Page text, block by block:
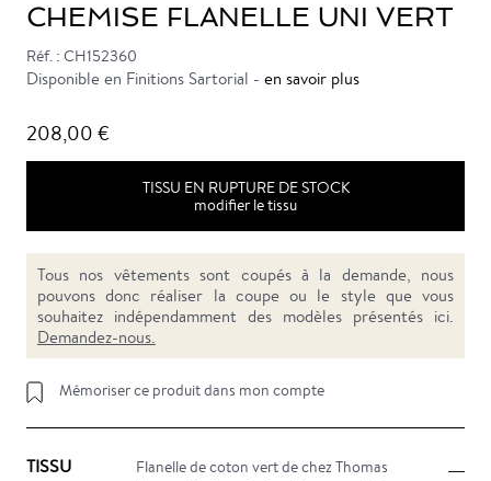
CHEMISE FLANELLE UNI VERT
Réf. : CH152360
Disponible en Finitions Sartorial - en savoir plus
208,00 €
TISSU EN RUPTURE DE STOCK
modifier le tissu
Tous nos vêtements sont coupés à la demande, nous
pouvons donc réaliser la coupe ou le style que vous
souhaitez indépendamment des modèles présentés ici.
Demandez-nous.
Mémoriser ce produit dans mon compte
TISSU
Flanelle de coton vert de chez Thomas